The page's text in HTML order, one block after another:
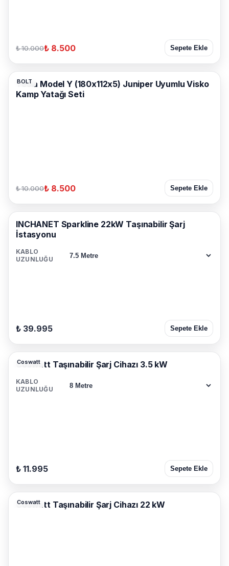
₺ 10.000₺ 8.500 Sepete Ekle
BOLT
Tesla Model Y (180x112x5) Juniper Uyumlu Visko
Kamp Yatağı Seti
₺ 10.000₺ 8.500 Sepete Ekle
INCHANET Sparkline 22kW Taşınabilir Şarj
İstasyonu
KABLO
UZUNLUĞU
₺ 39.995 Sepete Ekle
Coswatt
Coswatt Taşınabilir Şarj Cihazı 3.5 kW
KABLO
UZUNLUĞU
₺ 11.995 Sepete Ekle
Coswatt
Coswatt Taşınabilir Şarj Cihazı 22 kW